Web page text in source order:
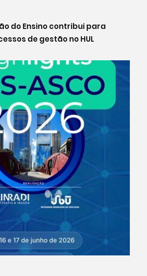
do Ensino contribui para
de gestão no HUL